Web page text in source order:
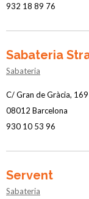
932 18 89 76
Sabateria
Sabateria
C/ Gran de Gràcia, 169
08012 Barcelona
930 10 53 96
Servent
Sabateria